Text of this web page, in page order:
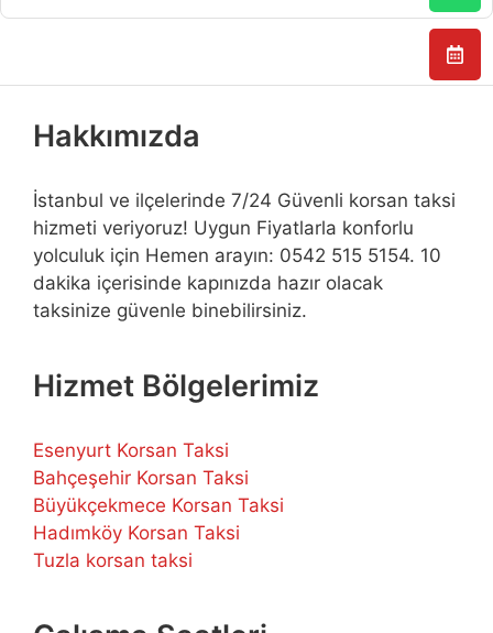
Hakkımızda
İstanbul ve ilçelerinde 7/24 Güvenli korsan taksi
hizmeti veriyoruz! Uygun Fiyatlarla konforlu
yolculuk için Hemen arayın: 0542 515 5154. 10
dakika içerisinde kapınızda hazır olacak
taksinize güvenle binebilirsiniz.
Hizmet Bölgelerimiz
Esenyurt Korsan Taksi
Bahçeşehir Korsan Taksi
Büyükçekmece Korsan Taksi
Hadımköy Korsan Taksi
Tuzla korsan taksi